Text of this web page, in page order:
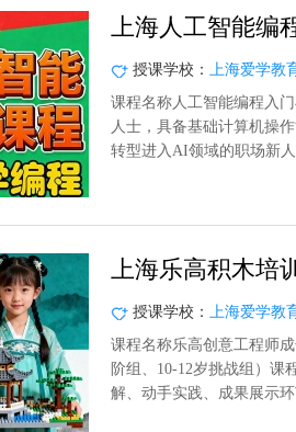
上海人工智能编
授课学校： 上海爱学教
课程名称人工智能编程入
人士，具备基础计算机操
转型进入AI领域的职场新
上海乐高积木培
授课学校： 上海爱学教
课程名称乐高创意工程师
阶组、10-12岁挑战组）课
解、动手实践、成果展示